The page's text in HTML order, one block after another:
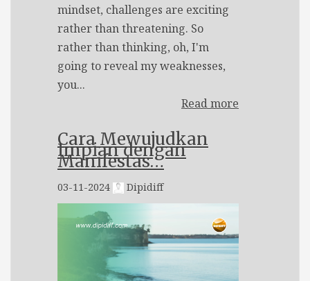
mindset, challenges are exciting
rather than threatening. So
rather than thinking, oh, I'm
going to reveal my weaknesses,
you...
Read more
Cara Mewujudkan
Impian dengan
Manifestas…
03-11-2024 Dipidiff